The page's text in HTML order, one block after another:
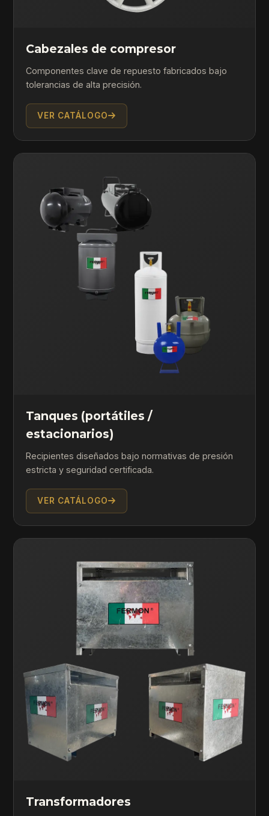
Cabezales de compresor
Componentes clave de repuesto fabricados bajo
tolerancias de alta precisión.
VER CATÁLOGO
Tanques (portátiles /
estacionarios)
Recipientes diseñados bajo normativas de presión
estricta y seguridad certificada.
VER CATÁLOGO
Transformadores